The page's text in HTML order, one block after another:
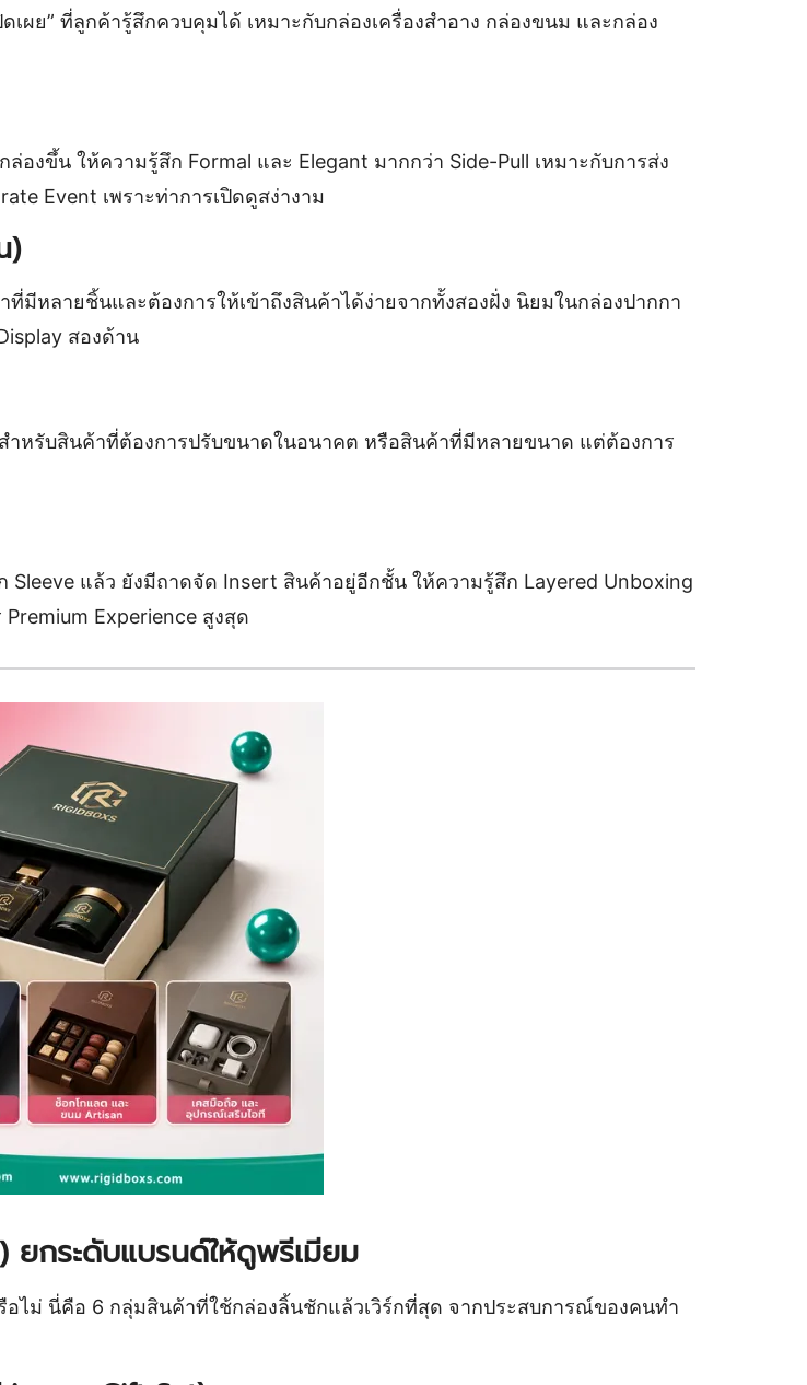
ผย” ที่ลูกค้ารู้สึกควบคุมได้ เหมาะกับกล่องเครื่องสำอาง กล่องขนม และกล่อง
องขึ้น ให้ความรู้สึก Formal และ Elegant มากกว่า Side-Pull เหมาะกับการส่ง
Event เพราะท่าการเปิดดูสง่างาม
)
มีหลายชิ้นและต้องการให้เข้าถึงสินค้าได้ง่ายจากทั้งสองฝั่ง นิยมในกล่องปากกา
สองด้าน
ำหรับสินค้าที่ต้องการปรับขนาดในอนาคต หรือสินค้าที่มีหลายขนาด แต่ต้องการ
แล้ว ยังมีถาดจัด Insert สินค้าอยู่อีกชั้น ให้ความรู้สึก Layered Unboxing
Experience สูงสุด
ยกระดับแบรนด์ให้ดูพรีเมียม
ไม่ นี่คือ 6 กลุ่มสินค้าที่ใช้กล่องลิ้นชักแล้วเวิร์กที่สุด จากประสบการณ์ของคนทำ